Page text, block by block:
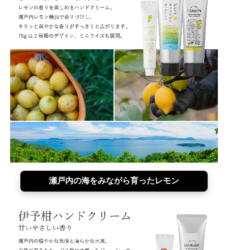
瀬戸内の海をみながら育ったレモン